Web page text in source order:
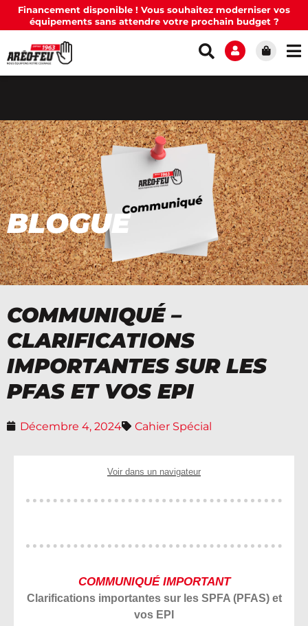
Financement disponible ! Vous souhaitez moderniser vos
équipements sans attendre votre prochain budget ?
BLOGUE
COMMUNIQUÉ –
CLARIFICATIONS
IMPORTANTES SUR LES
PFAS ET VOS EPI
Décembre 4, 2024 Cahier Spécial
Voir dans un navigateur
COMMUNIQUÉ IMPORTANT
Clarifications importantes sur les SPFA (PFAS) et
vos EPI